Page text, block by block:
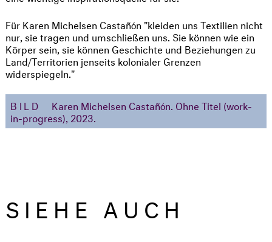
Für Karen Michelsen Castañón "kleiden uns Textilien nicht
nur, sie tragen und umschließen uns. Sie können wie ein
Körper sein, sie können Geschichte und Beziehungen zu
Land/Territorien jenseits kolonialer Grenzen
widerspiegeln."
BILD
Karen Michelsen Castañón. Ohne Titel (work-
in-progress), 2023.
SIEHE AUCH